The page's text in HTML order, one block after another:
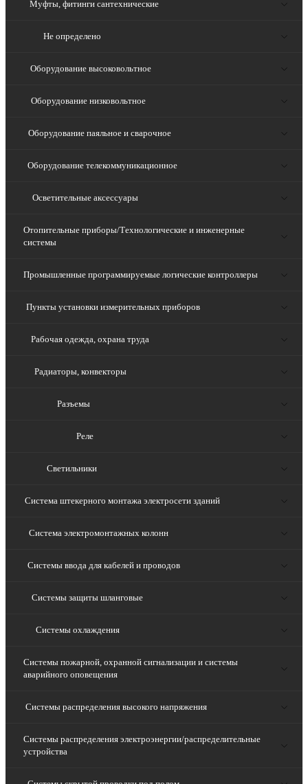
Муфты, фитинги сантехнические
Не определено
Оборудование высоковольтное
Оборудование низковольтное
Оборудование паяльное и сварочное
Оборудование телекоммуникационное
Осветительные аксессуары
Отопительные приборы/Технологические и инженерные
системы
Промышленные программируемые логические контроллеры
Пункты установки измерительных приборов
Рабочая одежда, охрана труда
Радиаторы, конвекторы
Разъемы
Реле
Светильники
Система штекерного монтажа электросети зданий
Система электромонтажных колонн
Системы ввода для кабелей и проводов
Системы защиты шланговые
Системы охлаждения
Системы пожарной, охранной сигнализации и системы
аварийного оповещения
Системы распределения высокого напряжения
Системы распределения электроэнергии/распределительные
устройства